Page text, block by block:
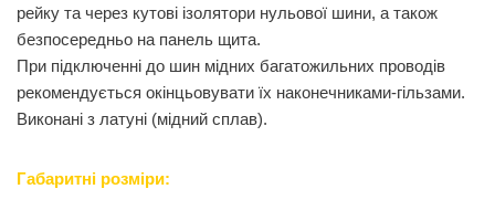
рейку та через кутові ізолятори нульової шини, а також
безпосередньо на панель щита.
При підключенні до шин мідних багатожильних проводів
рекомендується окінцьовувати їх наконечниками-гільзами.
Виконані з латуні (мідний сплав).
Габаритні розміри: